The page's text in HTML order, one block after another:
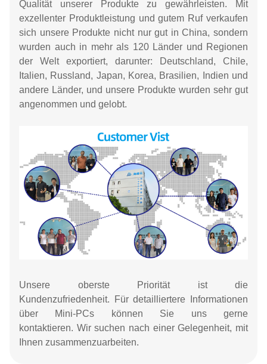
Qualität unserer Produkte zu gewährleisten. Mit
exzellenter Produktleistung und gutem Ruf verkaufen
sich unsere Produkte nicht nur gut in China, sondern
wurden auch in mehr als 120 Länder und Regionen
der Welt exportiert, darunter: Deutschland, Chile,
Italien, Russland, Japan, Korea, Brasilien, Indien und
andere Länder, und unsere Produkte wurden sehr gut
angenommen und gelobt.
Unsere oberste Priorität ist die
Kundenzufriedenheit.
Für detailliertere Informationen
über Mini-PCs können Sie uns gerne
kontaktieren. Wir suchen nach einer Gelegenheit, mit
Ihnen zusammenzuarbeiten.